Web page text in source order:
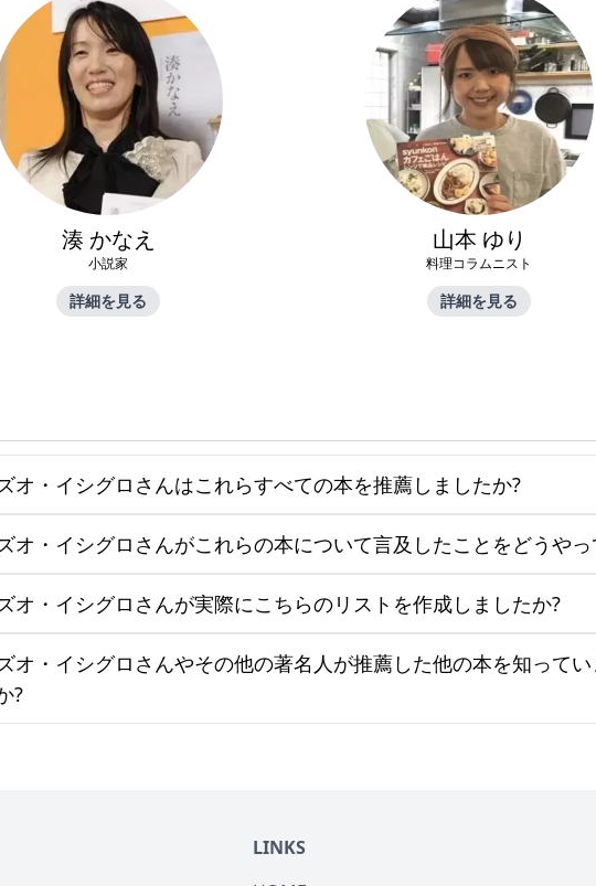
湊 かなえ
小説家
詳細を見る
山本 ゆり
料理コラムニスト
詳細を見る
オ・イシグロさんはこれらすべての本を推薦しましたか?
オ・イシグロさんがこれらの本について言及したことをどうや
オ・イシグロさんが実際にこちらのリストを作成しましたか?
オ・イシグロさんやその他の著名人が推薦した他の本を知って
?
LINKS